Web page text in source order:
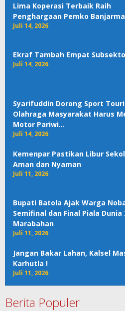
Lima Koperasi Terbaik Raih
Penghargaan Pemko
Juli 14, 2026
Ekraf Tambah Empat
Juli 14, 2026
Syarifuddin Dorong Sport
Olahraga Masyarakat Harus
Motor Pariwi…
Juli 14, 2026
Kemenpar Pastikan Libur
Aman dan Nyaman
Juli 11, 2026
Bupati Batola Ajak Warga
Semifinal dan Final Piala Dunia
Marabahan
Juli 11, 2026
Jangan Bakar Lahan, Kalsel
Karhutla !
Juli 11, 2026
Berita Populer